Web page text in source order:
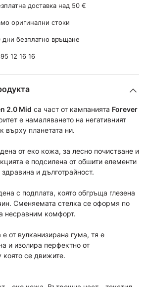
доставка над 50 €
оригинални стоки
дни безплатно връщане
12 16 16
2.0 Mid са част от кампанията Forever
е намаляването на негативният
върху планетата ни.
от еко кожа, за лесно почистване и
е подсилена от обшити елементи
и дълготрайност.
с подплата, която обгръща глезена
Сменяемата стелка се оформя по
несравним комфорт.
от вулканизирана гума, тя е
и изолира перфектно от
която се движите.